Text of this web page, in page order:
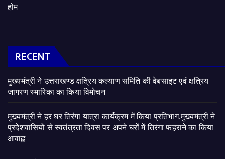
होम
RECENT
मुख्यमंत्री ने उत्तराखण्ड क्षत्रिय कल्याण समिति की वेबसाइट एवं क्षत्रिय
जागरण स्मारिका का किया विमोचन
मुख्यमंत्री ने हर घर तिरंगा यात्रा कार्यक्रम में किया प्रतिभाग,मुख्यमंत्री ने
प्रदेशवासियों से स्वतंत्रता दिवस पर अपने घरों में तिरंगा फहराने का किया
आवाह्न